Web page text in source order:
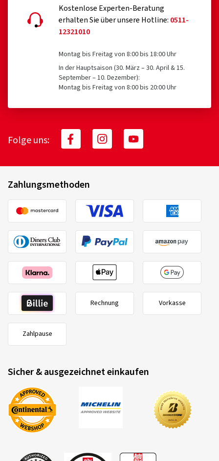
Kostenlose Experten-Beratung
erhalten Sie über unsere Hotline: 0511-
12321010
Montag bis Freitag von 8:00 bis 18:00 Uhr
In der Hauptsaison (30. März – 30. April & 15.
September – 10. Dezember):
Montag bis Freitag von 8:00 bis 20:00 Uhr
Folge uns:
Zahlungsmethoden
Rechnung Vorkasse
Zahlpause
Sicher & ausgezeichnet einkaufen